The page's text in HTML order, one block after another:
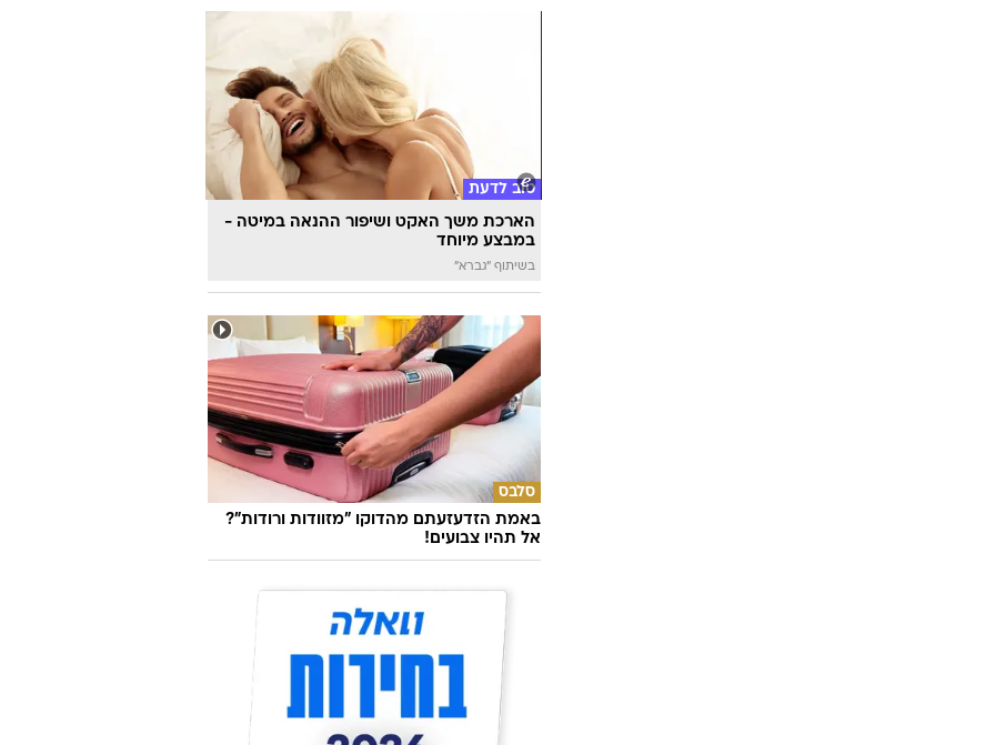
לאחר דאגת המעריצים ממצבה, מרגלית צנעני
טוב לדעת
הארכת משך האקט ושיפור ההנאה במיטה -
במבצע מיוחד
בשיתוף "גברא"